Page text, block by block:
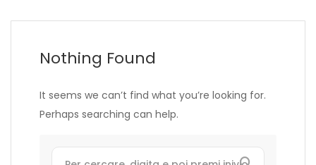
Nothing Found
It seems we can’t find what you’re looking for.
Perhaps searching can help.